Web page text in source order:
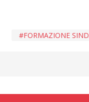
FORMAZIONE